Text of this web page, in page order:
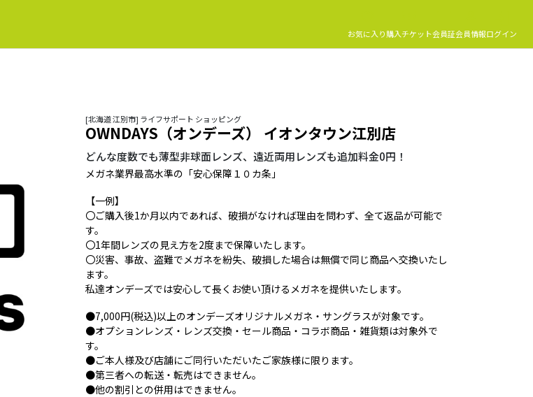
お気に入り購入チケット会員証会員情報ログイン
[北海道 江別市] ライフサポート ショッピング
OWNDAYS（オンデーズ） イオンタウン江別店
どんな度数でも薄型非球面レンズ、遠近両用レンズも追加料金0円！
メガネ業界最高水準の「安心保障１０カ条」
【一例】
〇ご購入後1か月以内であれば、破損がなければ理由を問わず、全て返品が可能で
す。
〇1年間レンズの見え方を2度まで保障いたします。
〇災害、事故、盗難でメガネを紛失、破損した場合は無償で同じ商品へ交換いたし
ます。
私達オンデーズでは安心して長くお使い頂けるメガネを提供いたします。
●7,000円(税込)以上のオンデーズオリジナルメガネ・サングラスが対象です。
●オプションレンズ・レンズ交換・セール商品・コラボ商品・雑貨類は対象外で
す。
●ご本人様及び店舗にご同行いただいたご家族様に限ります。
●第三者への転送・転売はできません。
●他の割引との併用はできません。